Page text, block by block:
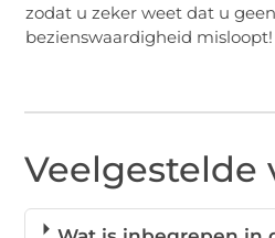
zodat u zeker weet dat u
bezienswaardigheid misloopt!
Veelgestelde